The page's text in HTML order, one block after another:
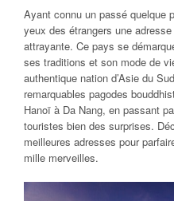
Ayant connu un passé quelque
yeux des étrangers une
attrayante. Ce pays se
ses traditions et son mode de
authentique nation d’Asie du
remarquables pagodes
Hanoï à Da Nang, en passant
touristes bien des surprises.
meilleures adresses pour
mille merveilles.